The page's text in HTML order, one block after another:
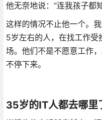
他无奈地说：“连我孩子都
这样的情况不止他一个。
5岁左右的人，在找工作
场。他们不是不愿意工作
不停下来。
35岁的IT人都去哪里